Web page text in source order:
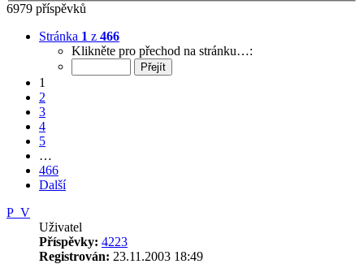
6979 příspěvků
Stránka 1 z 466
Klikněte pro přechod na stránku…:
1
2
3
4
5
…
466
Další
P_V
Uživatel
Příspěvky: 4223
Registrován: 23.11.2003 18:49